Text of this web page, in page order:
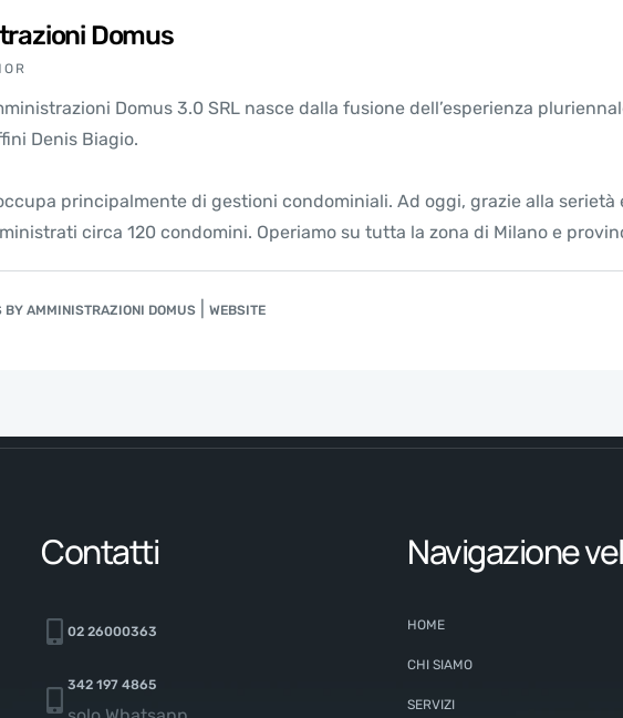
Domus
Domus 3.0 SRL nasce dalla fusione dell’esperienza
Denis Biagio.
principalmente di gestioni condominiali. Ad oggi, grazie alla
circa 120 condomini. Operiamo su tutta la zona di Milano e
BY AMMINISTRAZIONI DOMUS WEBSITE
Contatti
02 26000363
342 197 4865
Navigazione
HOME
CHI SIAMO
SERVIZI